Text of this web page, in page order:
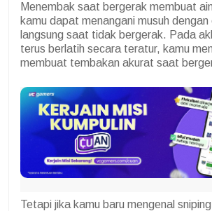
Menembak saat bergerak membuat
kamu dapat menangani musuh
langsung saat tidak bergerak. Pada
terus berlatih secara teratur, kamu
membuat tembakan akurat saat
Tetapi jika kamu baru mengenal